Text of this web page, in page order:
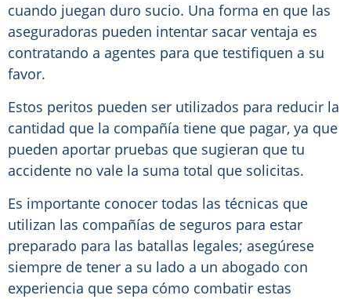
cuando juegan duro sucio. Una forma en que las
aseguradoras pueden intentar sacar ventaja es
contratando a agentes para que testifiquen a su
favor.
Estos peritos pueden ser utilizados para reducir la
cantidad que la compañía tiene que pagar, ya que
pueden aportar pruebas que sugieran que tu
accidente no vale la suma total que solicitas.
Es importante conocer todas las técnicas que
utilizan las compañías de seguros para estar
preparado para las batallas legales; asegúrese
siempre de tener a su lado a un abogado con
experiencia que sepa cómo combatir estas